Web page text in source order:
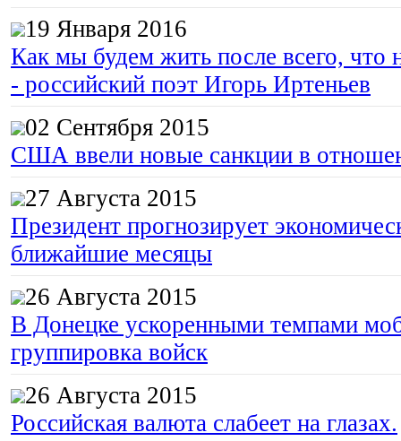
19 Января 2016
Как мы будем жить после всего, что
- российский поэт Игорь Иртеньев
02 Сентября 2015
США ввели новые санкции в
27 Августа 2015
Президент прогнозирует
ближайшие месяцы
26 Августа 2015
В Донецке ускоренными темпами
группировка войск
26 Августа 2015
Российская валюта слабеет на глазах.